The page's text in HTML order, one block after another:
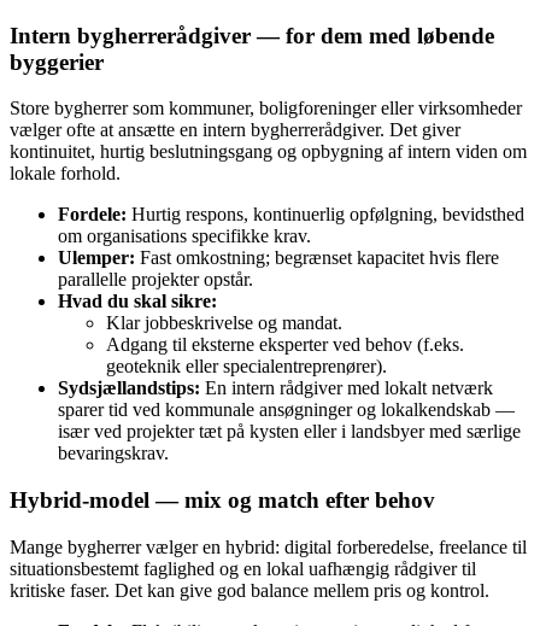
Intern bygherrerådgiver — for dem med løbende
byggerier
Store bygherrer som kommuner, boligforeninger eller virksomheder
vælger ofte at ansætte en intern bygherrerådgiver. Det giver
kontinuitet, hurtig beslutningsgang og opbygning af intern viden om
lokale forhold.
Fordele: Hurtig respons, kontinuerlig opfølgning, bevidsthed
om organisations specifikke krav.
Ulemper: Fast omkostning; begrænset kapacitet hvis flere
parallelle projekter opstår.
Hvad du skal sikre:
Klar jobbeskrivelse og mandat.
Adgang til eksterne eksperter ved behov (f.eks.
geoteknik eller specialentreprenører).
Sydsjællandstips: En intern rådgiver med lokalt netværk
sparer tid ved kommunale ansøgninger og lokalkendskab —
især ved projekter tæt på kysten eller i landsbyer med særlige
bevaringskrav.
Hybrid‑model — mix og match efter behov
Mange bygherrer vælger en hybrid: digital forberedelse, freelance til
situationsbestemt faglighed og en lokal uafhængig rådgiver til
kritiske faser. Det kan give god balance mellem pris og kontrol.